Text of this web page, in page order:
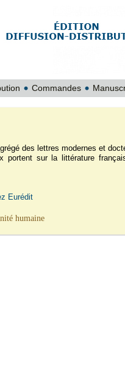
Commandes
des lettres modernes et
portent sur la littérature
Eurédit
humaine